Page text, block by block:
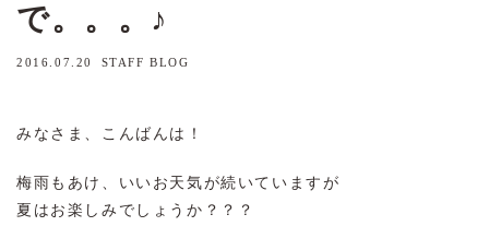
で。。。♪
2016.07.20 STAFF BLOG
みなさま、こんばんは！
梅雨もあけ、いいお天気が続いていますが
夏はお楽しみでしょうか？？？